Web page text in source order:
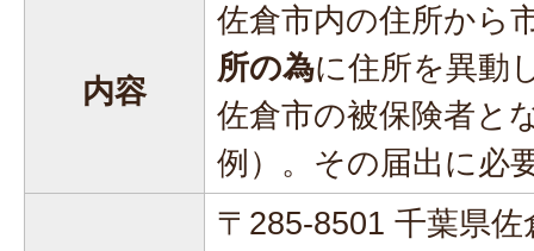
内容
佐倉市内の住所から
所の為に住所を異動
佐倉市の被保険者と
例）。その届出に必
〒285-8501 千葉県